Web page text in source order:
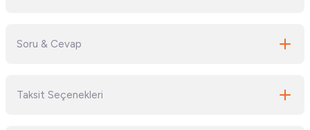
Soru & Cevap
Taksit Seçenekleri